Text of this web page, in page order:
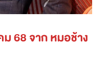
68 จาก หมอช้าง